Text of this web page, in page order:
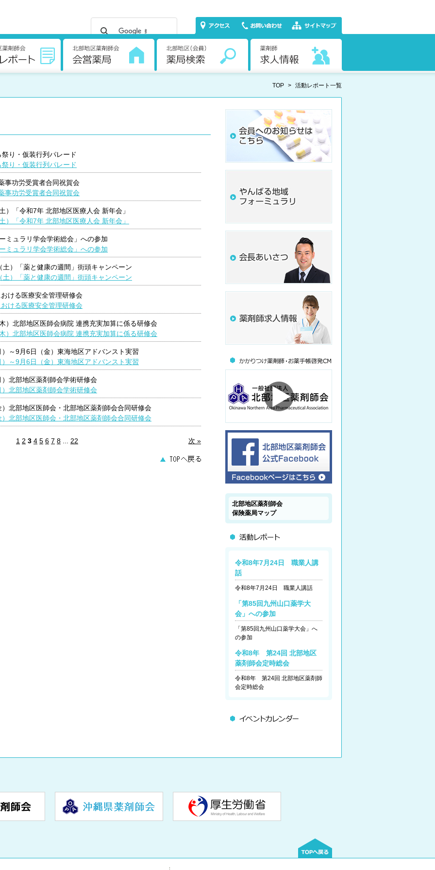
TOP > 活動レポート一覧
り・仮装行列パレード
り・仮装行列パレード
事功労受賞者合同祝賀会
事功労受賞者合同祝賀会
）「令和7年 北部地区医療人会 新年会」
）「令和7年 北部地区医療人会 新年会」
ミュラリ学会学術総会」への参加
ミュラリ学会学術総会」への参加
）「薬と健康の週間」街頭キャンペーン
）「薬と健康の週間」街頭キャンペーン
ける医療安全管理研修会
ける医療安全管理研修会
）北部地区医師会病院 連携充実加算に係る研修会
）北部地区医師会病院 連携充実加算に係る研修会
～9月6日（金）東海地区アドバンスト実習
～9月6日（金）東海地区アドバンスト実習
北部地区薬剤師会学術研修会
北部地区薬剤師会学術研修会
北部地区医師会・北部地区薬剤師会合同研修会
北部地区医師会・北部地区薬剤師会合同研修会
1 2 3 4 5 6 7 8 22 次 »
北部地区薬剤師会
保険薬局マップ
令和8年7月24日 職業人講
話
令和8年7月24日 職業人講話
「第85回九州山口薬学大
会」への参加
「第85回九州山口薬学大会」へ
の参加
令和8年 第24回 北部地区
薬剤師会定時総会
令和8年 第24回 北部地区薬剤師
会定時総会